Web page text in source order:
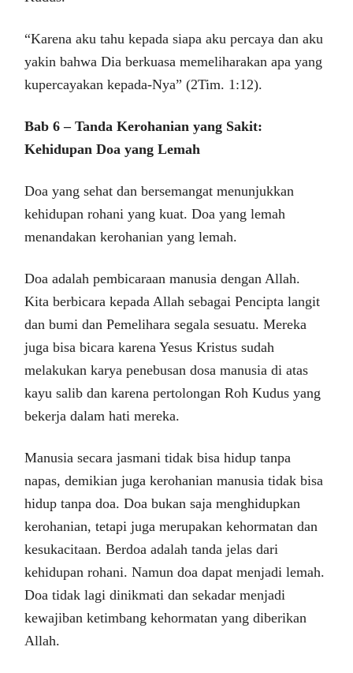
“Karena aku tahu kepada siapa aku percaya dan aku
yakin bahwa Dia berkuasa memeliharakan apa yang
kupercayakan kepada-Nya” (2Tim. 1:12).
Bab 6 – Tanda Kerohanian yang Sakit:
Kehidupan Doa yang Lemah
Doa yang sehat dan bersemangat menunjukkan
kehidupan rohani yang kuat. Doa yang lemah
menandakan kerohanian yang lemah.
Doa adalah pembicaraan manusia dengan Allah.
Kita berbicara kepada Allah sebagai Pencipta langit
dan bumi dan Pemelihara segala sesuatu. Mereka
juga bisa bicara karena Yesus Kristus sudah
melakukan karya penebusan dosa manusia di atas
kayu salib dan karena pertolongan Roh Kudus yang
bekerja dalam hati mereka.
Manusia secara jasmani tidak bisa hidup tanpa
napas, demikian juga kerohanian manusia tidak bisa
hidup tanpa doa. Doa bukan saja menghidupkan
kerohanian, tetapi juga merupakan kehormatan dan
kesukacitaan. Berdoa adalah tanda jelas dari
kehidupan rohani. Namun doa dapat menjadi lemah.
Doa tidak lagi dinikmati dan sekadar menjadi
kewajiban ketimbang kehormatan yang diberikan
Allah.